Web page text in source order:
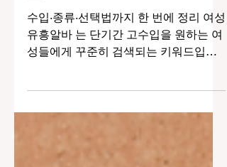
여성유흥알바 상위노출 가이
드
로 상위노출을 노리기 위해서는 단순한
홍보성 글이 아닌, 여성유흥알바 정보 신